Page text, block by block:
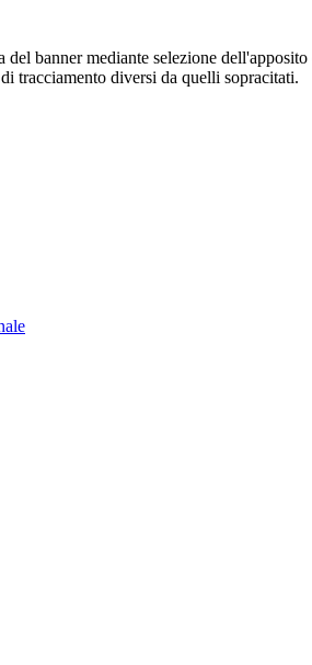
banner mediante selezione
tracciamento diversi da quelli sopracitati.